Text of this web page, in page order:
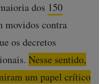
dos 150
movidos contra
os decretos
Nesse sentido,
um papel crítico